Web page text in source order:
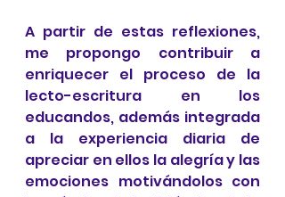
A partir de estas reflexiones,
me propongo contribuir a
enriquecer el proceso de la
lecto-escritura en los
educandos, además integrada
a la experiencia diaria de
apreciar en ellos la alegría y las
emociones motivándolos con